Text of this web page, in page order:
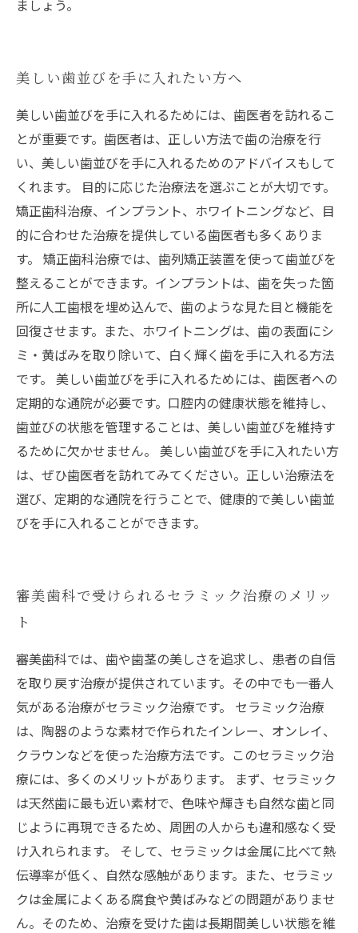
ましょう。
美しい歯並びを手に入れたい方へ
美しい歯並びを手に入れるためには、歯医者を訪れるこ
とが重要です。歯医者は、正しい方法で歯の治療を行
い、美しい歯並びを手に入れるためのアドバイスもして
くれます。 目的に応じた治療法を選ぶことが大切です。
矯正歯科治療、インプラント、ホワイトニングなど、目
的に合わせた治療を提供している歯医者も多くありま
す。 矯正歯科治療では、歯列矯正装置を使って歯並びを
整えることができます。インプラントは、歯を失った箇
所に人工歯根を埋め込んで、歯のような見た目と機能を
回復させます。また、ホワイトニングは、歯の表面にシ
ミ・黄ばみを取り除いて、白く輝く歯を手に入れる方法
です。 美しい歯並びを手に入れるためには、歯医者への
定期的な通院が必要です。口腔内の健康状態を維持し、
歯並びの状態を管理することは、美しい歯並びを維持す
るために欠かせません。 美しい歯並びを手に入れたい方
は、ぜひ歯医者を訪れてみてください。正しい治療法を
選び、定期的な通院を行うことで、健康的で美しい歯並
びを手に入れることができます。
審美歯科で受けられるセラミック治療のメリッ
ト
審美歯科では、歯や歯茎の美しさを追求し、患者の自信
を取り戻す治療が提供されています。その中でも一番人
気がある治療がセラミック治療です。 セラミック治療
は、陶器のような素材で作られたインレー、オンレイ、
クラウンなどを使った治療方法です。このセラミック治
療には、多くのメリットがあります。 まず、セラミック
は天然歯に最も近い素材で、色味や輝きも自然な歯と同
じように再現できるため、周囲の人からも違和感なく受
け入れられます。 そして、セラミックは金属に比べて熱
伝導率が低く、自然な感触があります。また、セラミッ
クは金属によくある腐食や黄ばみなどの問題がありませ
ん。そのため、治療を受けた歯は長期間美しい状態を維